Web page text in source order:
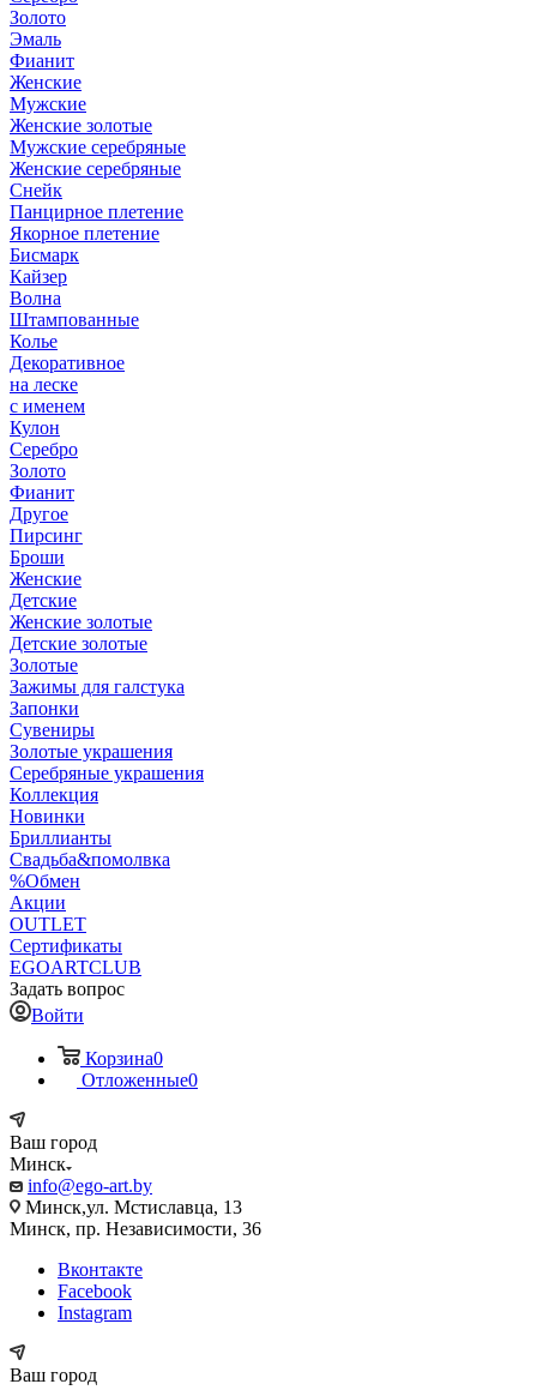
Золото
Эмаль
Фианит
Женские
Мужские
Женские золотые
Мужские серебряные
Женские серебряные
Снейк
Панцирное плетение
Якорное плетение
Бисмарк
Кайзер
Волна
Штампованные
Колье
Декоративное
на леске
с именем
Кулон
Серебро
Золото
Фианит
Другое
Пирсинг
Броши
Женские
Детские
Женские золотые
Детские золотые
Золотые
Зажимы для галстука
Запонки
Сувениры
Золотые украшения
Серебряные украшения
Коллекция
Новинки
Бриллианты
Свадьба&помолвка
%Обмен
Акции
OUTLET
Сертификаты
EGOARTCLUB
Задать вопрос
Войти
Корзина0
Отложенные0
Ваш город
Минск
info@ego-art.by
Минск,ул. Мстиславца, 13
Минск, пр. Независимости, 36
Вконтакте
Facebook
Instagram
Ваш город